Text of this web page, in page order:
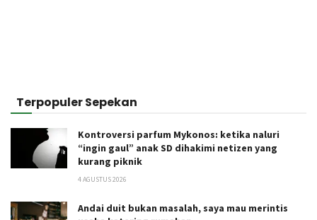
Terpopuler Sepekan
Kontroversi parfum Mykonos: ketika naluri
“ingin gaul” anak SD dihakimi netizen yang
kurang piknik
4 AGUSTUS 2026
Andai duit bukan masalah, saya mau merintis